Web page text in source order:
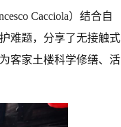
Cacciola）结合自
难题，分享了无接触式
客家土楼科学修缮、活